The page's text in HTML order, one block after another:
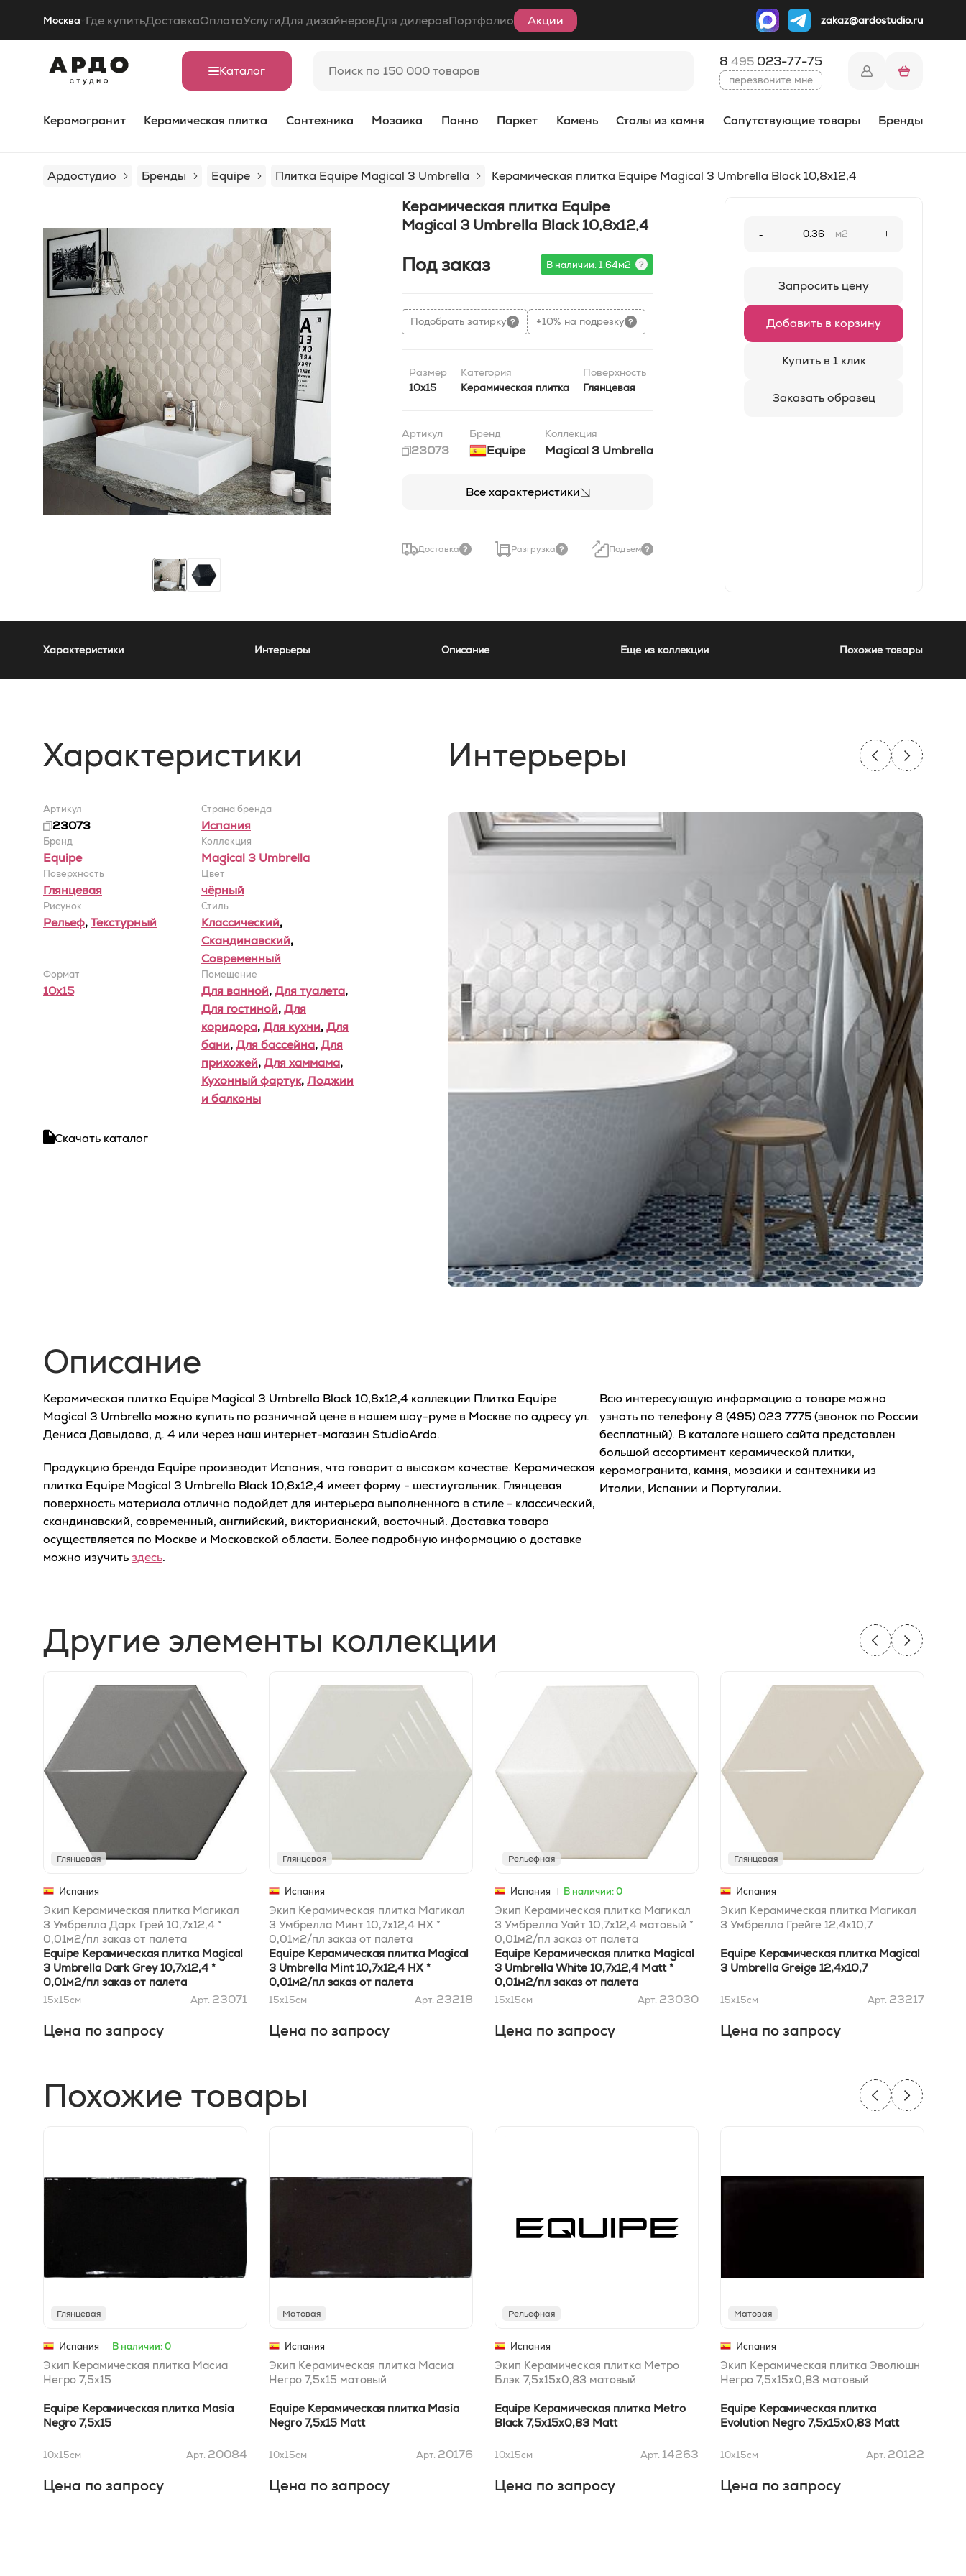
Москва Где купитьДоставкаОплатаУслугиДля дизайнеровДля дилеровПортфолио Акции zakaz@ardostudio.ru
Каталог
8 495 023-77-75
перезвоните мне
Керамогранит Керамическая плитка Сантехника Мозаика Панно Паркет Камень Столы из камня Сопутствующие товары Бренды
Ардостудио Бренды Equipe Плитка Equipe Magical 3 Umbrella Керамическая плитка Equipe Magical 3 Umbrella Black 10,8x12,4
Керамическая плитка Equipe
Magical 3 Umbrella Black 10,8x12,4
Под заказ В наличии: 1.64м2
Подобрать затирку +10% на подрезку
Размер
10x15
Категория
Керамическая плитка
Поверхность
Глянцевая
Артикул
23073
Бренд
Equipe
Коллекция
Magical 3 Umbrella
Все характеристики
Доставка Разгрузка Подъем
- м2 +
Запросить цену
Добавить в корзину
Купить в 1 клик
Заказать образец
Характеристики Интерьеры Описание Еще из коллекции Похожие товары
Характеристики
Артикул
23073
Страна бренда
Испания
Бренд
Equipe
Коллекция
Magical 3 Umbrella
Поверхность
Глянцевая
Цвет
чёрный
Рисунок
Рельеф,Текстурный
Стиль
Классический,
Скандинавский,
Современный
Формат
10x15
Помещение
Для ванной,Для туалета,
Для гостиной,Для
коридора,Для кухни,Для
бани,Для бассейна,Для
прихожей,Для хаммама,
Кухонный фартук,Лоджии
и балконы
Скачать каталог
Интерьеры
Описание
Керамическая плитка Equipe Magical 3 Umbrella Black 10,8x12,4 коллекции Плитка Equipe
Magical 3 Umbrella можно купить по розничной цене в нашем шоу-руме в Москве по адресу ул.
Дениса Давыдова, д. 4 или через наш интернет-магазин StudioArdo.
Продукцию бренда Equipe производит Испания, что говорит о высоком качестве. Керамическая
плитка Equipe Magical 3 Umbrella Black 10,8x12,4 имеет форму - шестиугольник. Глянцевая
поверхность материала отлично подойдет для интерьера выполненного в стиле - классический,
скандинавский, современный, английский, викторианский, восточный. Доставка товара
осуществляется по Москве и Московской области. Более подробную информацию о доставке
можно изучитьздесь.
Всю интересующую информацию о товаре можно
узнать по телефону 8 (495) 023 7775(звонок по России
бесплатный). В каталоге нашего сайта представлен
большой ассортимент керамической плитки,
керамогранита, камня, мозаики и сантехники из
Италии, Испании и Португалии.
Другие элементы коллекции
Глянцевая
Испания
Экип Керамическая плитка Магикал
3 Умбрелла Дарк Грей 10,7х12,4 *
0,01м2/пл заказ от палета
Equipe Керамическая плитка Magical
3 Umbrella Dark Grey 10,7х12,4 *
0,01м2/пл заказ от палета
15x15см Арт. 23071
Цена по запросу
Глянцевая
Испания
Экип Керамическая плитка Магикал
3 Умбрелла Минт 10,7х12,4 HX *
0,01м2/пл заказ от палета
Equipe Керамическая плитка Magical
3 Umbrella Mint 10,7х12,4 HX *
0,01м2/пл заказ от палета
15x15см Арт. 23218
Цена по запросу
Рельефная
Испания В наличии: 0
Экип Керамическая плитка Магикал
3 Умбрелла Уайт 10,7х12,4 матовый *
0,01м2/пл заказ от палета
Equipe Керамическая плитка Magical
3 Umbrella White 10,7х12,4 Matt *
0,01м2/пл заказ от палета
15x15см Арт. 23030
Цена по запросу
Глянцевая
Испания
Экип Керамическая плитка Магикал
3 Умбрелла Грейге 12,4х10,7
Equipe Керамическая плитка Magical
3 Umbrella Greige 12,4х10,7
15x15см Арт. 23217
Цена по запросу
Похожие товары
Глянцевая
Испания В наличии: 0
Экип Керамическая плитка Масиа
Негро 7,5х15
Equipe Керамическая плитка Masia
Negro 7,5х15
10x15см Арт. 20084
Цена по запросу
Матовая
Испания
Экип Керамическая плитка Масиа
Негро 7,5х15 матовый
Equipe Керамическая плитка Masia
Negro 7,5х15 Matt
10x15см Арт. 20176
Цена по запросу
Рельефная
Испания
Экип Керамическая плитка Метро
Блэк 7,5x15x0,83 матовый
Equipe Керамическая плитка Metro
Black 7,5x15x0,83 Matt
10x15см Арт. 14263
Цена по запросу
Матовая
Испания
Экип Керамическая плитка Эволюшн
Негро 7,5x15x0,83 матовый
Equipe Керамическая плитка
Evolution Negro 7,5x15x0,83 Matt
10x15см Арт. 20122
Цена по запросу